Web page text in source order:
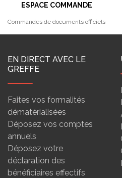
ESPACE COMMANDE
Commandes de documents officiels
EN DIRECT AVEC LE
GREFFE
Faites vos formalités
dématérialisées
Déposez vos comptes
annuels
Déposez votre
déclaration des
bénéficiaires effectifs